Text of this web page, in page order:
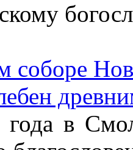
соборе
в